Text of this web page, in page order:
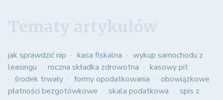
jak sprawdzić nip kasa fiskalna
wykup samochodu z
leasingu
roczna składka zdrowotna
kasowy pit
środek trwały
formy opodatkowania
obowiązkowe
płatności bezgotówkowe
skala podatkowa
spis z